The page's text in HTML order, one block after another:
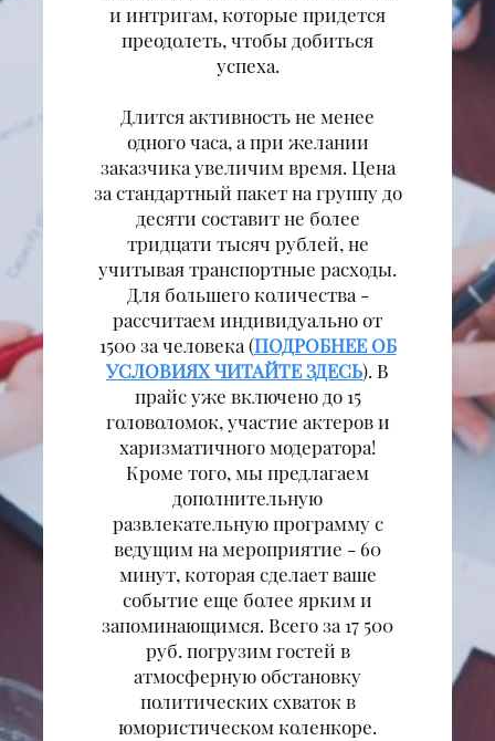
и интригам, которые придется
преодолеть, чтобы добиться
успеха.
Длится активность не менее
одного часа, а при желании
заказчика увеличим время. Цена
за стандартный пакет на группу до
десяти составит не более
тридцати тысяч рублей, не
учитывая транспортные расходы.
Для большего количества -
рассчитаем индивидуально от
1500 за человека (ПОДРОБНЕЕ ОБ
УСЛОВИЯХ ЧИТАЙТЕ ЗДЕСЬ). В
прайс уже включено до 15
головоломок, участие актеров и
харизматичного модератора!
Кроме того, мы предлагаем
дополнительную
развлекательную программу с
ведущим на мероприятие - 60
минут, которая сделает ваше
событие еще более ярким и
запоминающимся. Всего за 17 500
руб. погрузим гостей в
атмосферную обстановку
политических схваток в
юмористическом коленкоре.